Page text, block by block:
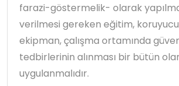
farazi-göstermelik- olarak
verilmesi gereken eğitim,
ekipman, çalışma ortamında
tedbirlerinin alınması bir bütün
uygulanmalıdır.